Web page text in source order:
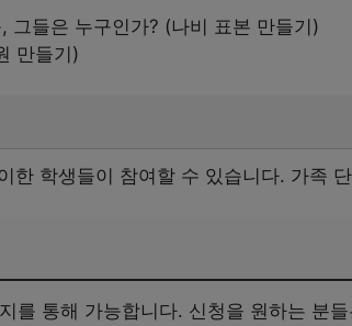
그들은 누구인가? (나비 표본 만들기)
만들기)
한 학생들이 참여할 수 있습니다. 가족
를 통해 가능합니다. 신청을 원하는 분